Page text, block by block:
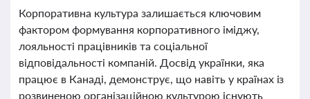
Корпоративна культура залишається ключовим
фактором формування корпоративного іміджу,
лояльності працівників та соціальної
відповідальності компаній. Досвід українки, яка
працює в Канаді, демонструє, що навіть у країнах із
розвиненою організаційною культурою існують